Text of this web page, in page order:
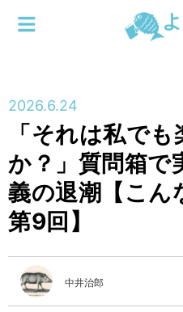
編
検
メニュ
2026.6.24
「それは私で
か？」質問箱で
義の退潮【こ
第9回】
中井治郎